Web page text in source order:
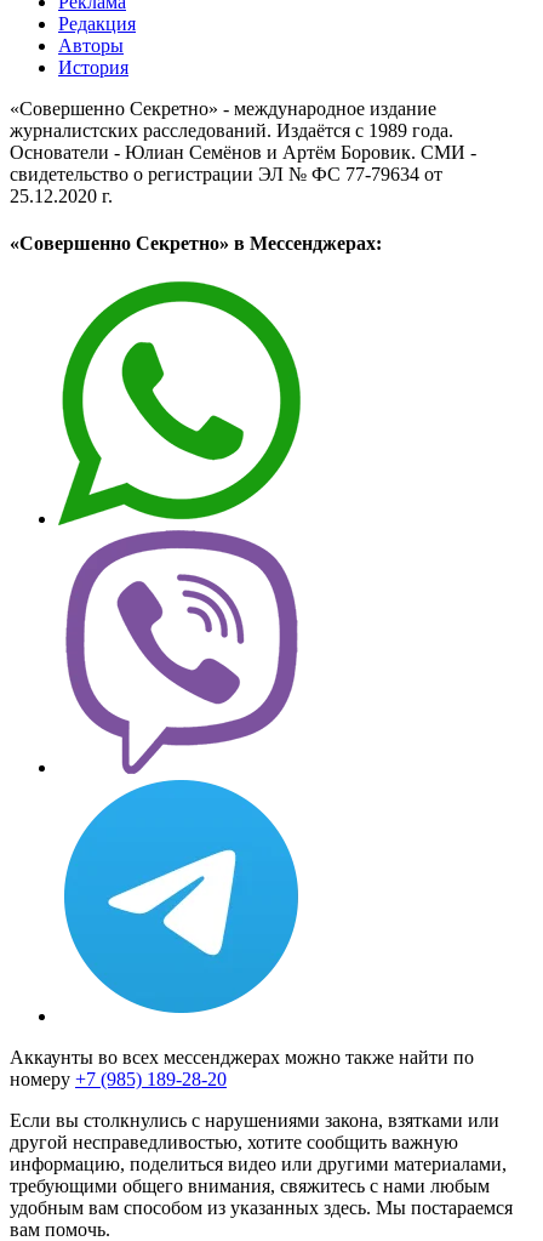
Редакция
Авторы
История
«Совершенно Секретно» - международное издание
журналистских расследований. Издаётся с 1989 года.
Основатели - Юлиан Семёнов и Артём Боровик. CМИ -
свидетельство о регистрации ЭЛ № ФС 77-79634 от
25.12.2020 г.
«Совершенно Секретно» в Мессенджерах:
Аккаунты во всех мессенджерах можно также найти по
номеру +7 (985) 189-28-20
Если вы столкнулись с нарушениями закона, взятками или
другой несправедливостью, хотите сообщить важную
информацию, поделиться видео или другими материалами,
требующими общего внимания, свяжитесь с нами любым
удобным вам способом из указанных здесь. Мы постараемся
вам помочь.